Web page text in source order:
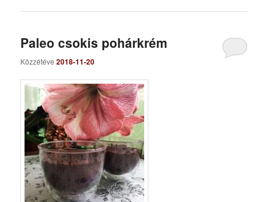
Paleo csokis pohárkrém
Közzétéve2018-11-20